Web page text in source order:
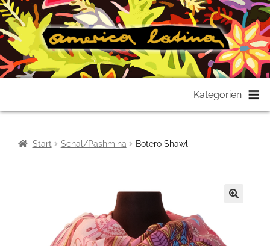
springen
springen
Kategorien
Start Schal/Pashmina Botero Shawl